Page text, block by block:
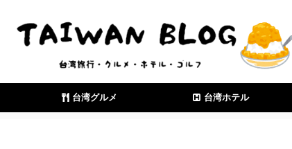
台湾グルメ 台湾ホテル